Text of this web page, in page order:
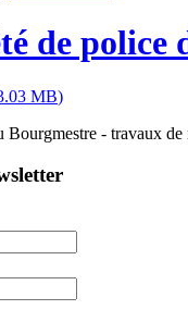
de police
MB)
Bourgmestre - travaux